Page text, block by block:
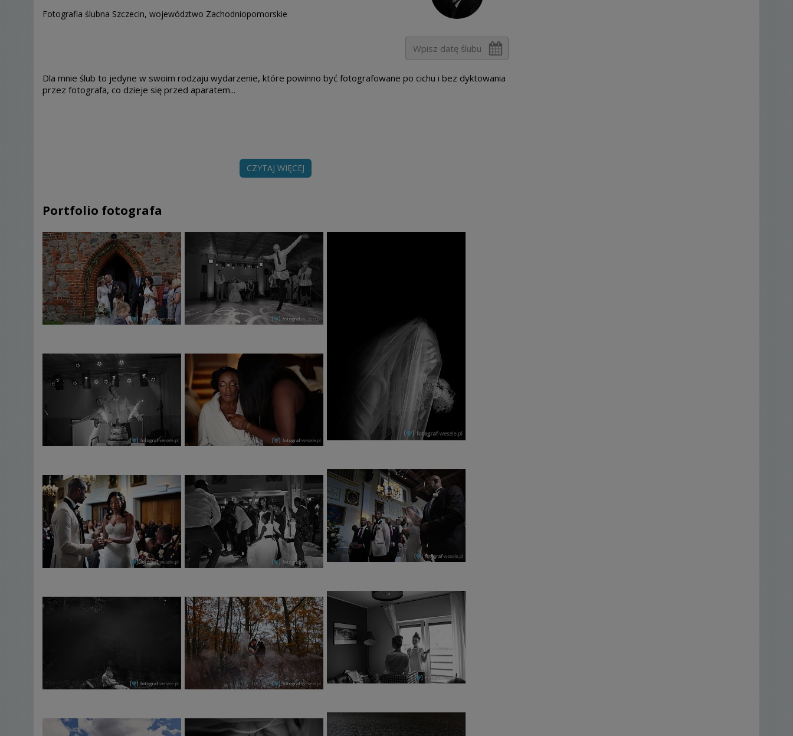
Fotografia ślubna Szczecin, województwo Zachodniopomorskie
Dla mnie ślub to jedyne w swoim rodzaju wydarzenie, które powinno być fotografowane po cichu i bez dyktowania
przez fotografa, co dzieje się przed aparatem...
300 zdjęć poddanych szczegółowej, autorskiej obróbce komputerowej
dodatkowe 200 zdjęć poddanych podstawowej korekcie (balans bieli, kontrast, ekspozycja)
Pendrive zawierający 500 zdjęć
Istnieje mozliwość stworzenia idywidualnego pakietu w zależnosci od potrzeb klienta.
powiększony pakiet zdjęć po autorskiej obróbce oraz po korekcie
sesja plenerowa- wyjazdowa
fotoksiążka (skóra, eko skóra)
galeria online
odbitki (różne formaty)
opcjonalnie na życzenie klienta drugi fotograf
Serdecznie zapraszam do współpracy.
CZYTAJ WIĘCEJ
Portfolio fotografa